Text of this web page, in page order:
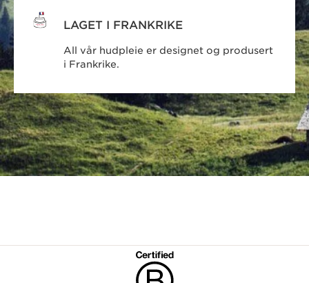
LAGET I FRANKRIKE
All vår hudpleie er designet og produsert
i Frankrike.